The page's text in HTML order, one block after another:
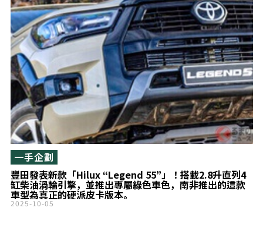
豐田發表新款「Hilux “Legend 55”」！搭載2.8升直列4
缸柴油渦輪引擎，並推出專屬綠色車色，南非推出的這款
車型為真正的硬派皮卡版本。
一手企劃
2025-10-05